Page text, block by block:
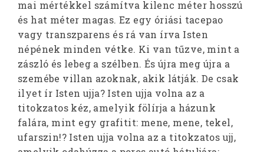
mai mértékkel számítva kilenc méter hosszú
és hat méter magas. Ez egy óriási tacepao
vagy transzparens és rá van írva Isten
népének minden vétke. Ki van tűzve, mint a
zászló és lebeg a szélben. És újra meg újra a
szemébe villan azoknak, akik látják. De csak
ilyet ír Isten ujja? Isten ujja volna az a
titokzatos kéz, amelyik fölírja a házunk
falára, mint egy grafitit: mene, mene, tekel,
ufarszin!? Isten ujja volna az a titokzatos ujj,